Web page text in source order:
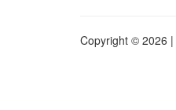
Copyright © 2026 |